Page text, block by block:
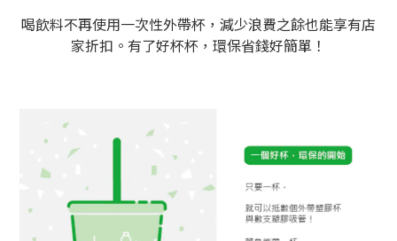
喝飲料不再使用一次性外帶杯，減少浪費之餘也能享有店
家折扣。有了好杯杯，環保省錢好簡單！